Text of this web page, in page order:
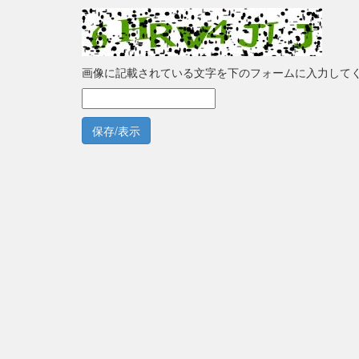
画像に記載されている文字を下のフォームに入力して
保存/表示